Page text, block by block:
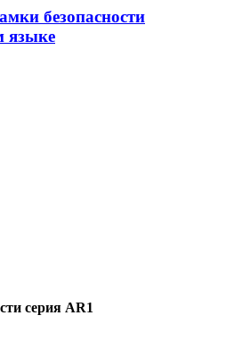
безопасности
языке
серия AR1